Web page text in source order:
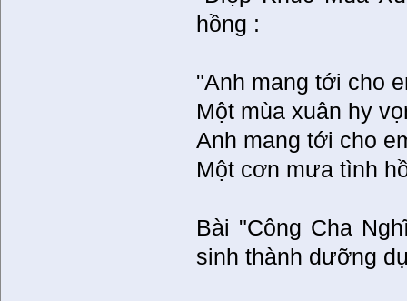
hồng :
"Anh mang tới cho
Một mùa xuân hy
Anh mang tới cho
Một cơn mưa tình
Bài "Công Cha
sinh thành dưỡng